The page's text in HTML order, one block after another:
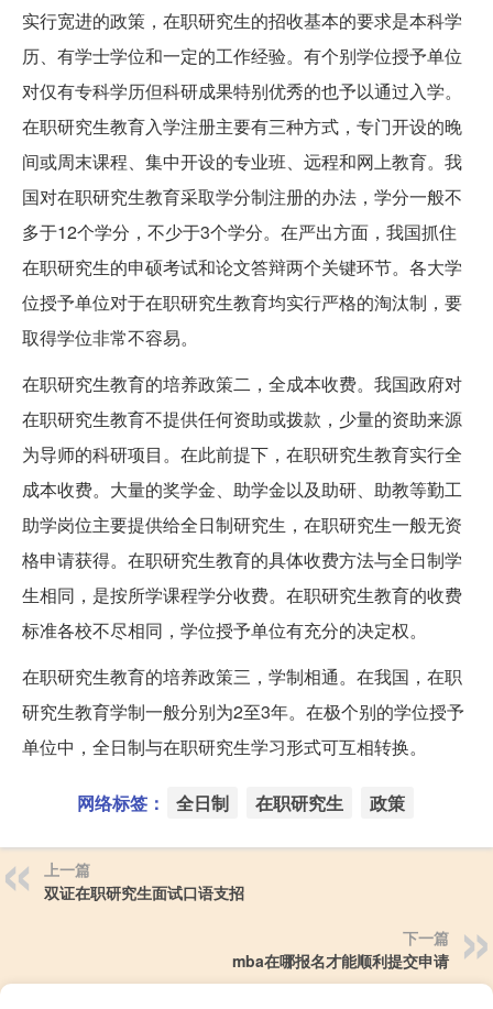
实行宽进的政策，在职研究生的招收基本的要求是本科学
历、有学士学位和一定的工作经验。有个别学位授予单位
对仅有专科学历但科研成果特别优秀的也予以通过入学。
在职研究生教育入学注册主要有三种方式，专门开设的晚
间或周末课程、集中开设的专业班、远程和网上教育。我
国对在职研究生教育采取学分制注册的办法，学分一般不
多于12个学分，不少于3个学分。在严出方面，我国抓住
在职研究生的申硕考试和论文答辩两个关键环节。各大学
位授予单位对于在职研究生教育均实行严格的淘汰制，要
取得学位非常不容易。
在职研究生教育的培养政策二，全成本收费。我国政府对
在职研究生教育不提供任何资助或拨款，少量的资助来源
为导师的科研项目。在此前提下，在职研究生教育实行全
成本收费。大量的奖学金、助学金以及助研、助教等勤工
助学岗位主要提供给全日制研究生，在职研究生一般无资
格申请获得。在职研究生教育的具体收费方法与全日制学
生相同，是按所学课程学分收费。在职研究生教育的收费
标准各校不尽相同，学位授予单位有充分的决定权。
在职研究生教育的培养政策三，学制相通。在我国，在职
研究生教育学制一般分别为2至3年。在极个别的学位授予
单位中，全日制与在职研究生学习形式可互相转换。
网络标签： 全日制 在职研究生 政策
上一篇
双证在职研究生面试口语支招
下一篇
mba在哪报名才能顺利提交申请